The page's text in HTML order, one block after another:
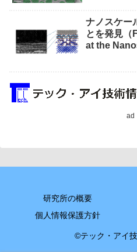
ナノスケー
とを発見
at the
ad
研究所の概要
個人情報保護方針
©テック・アイ